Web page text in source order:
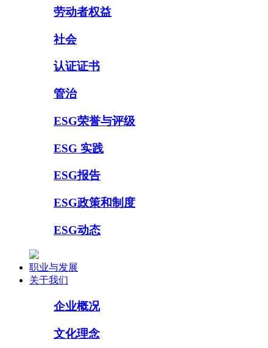
劳动者权益
社会
认证证书
管治
ESG荣誉与评级
ESG 实践
ESG报告
ESG政策和制度
ESG动态
职业与发展
关于我们
企业概况
文化理念